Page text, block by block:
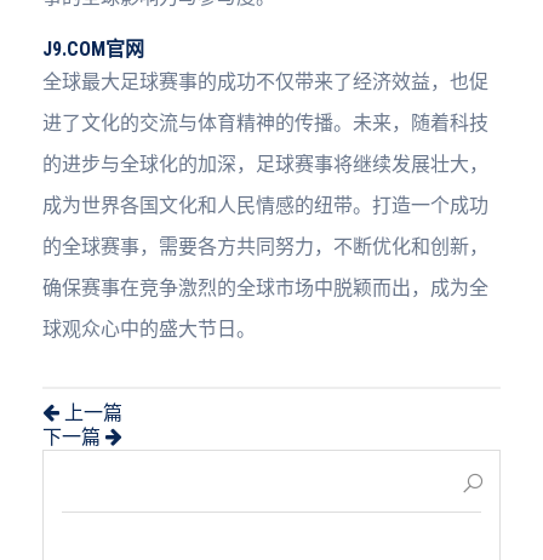
J9.COM官网
全球最大足球赛事的成功不仅带来了经济效益，也促
进了文化的交流与体育精神的传播。未来，随着科技
的进步与全球化的加深，足球赛事将继续发展壮大，
成为世界各国文化和人民情感的纽带。打造一个成功
的全球赛事，需要各方共同努力，不断优化和创新，
确保赛事在竞争激烈的全球市场中脱颖而出，成为全
球观众心中的盛大节日。
上一篇
下一篇